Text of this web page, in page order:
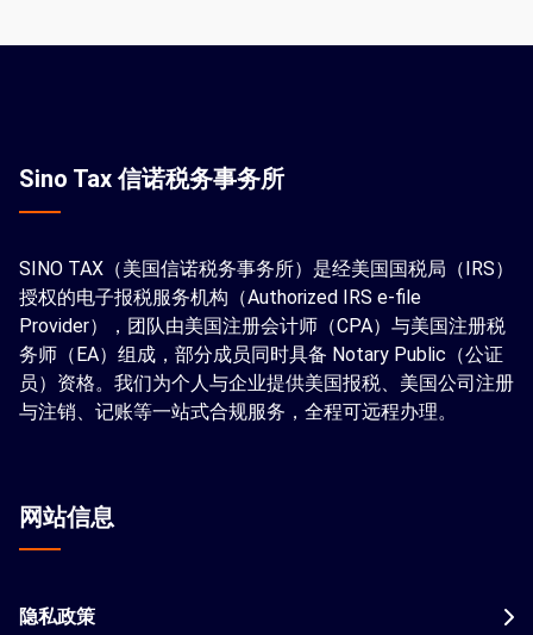
Sino Tax 信诺税务事务所
SINO TAX（美国信诺税务事务所）是经美国国税局（IRS）
授权的电子报税服务机构（Authorized IRS e-file
Provider），团队由美国注册会计师（CPA）与美国注册税
务师（EA）组成，部分成员同时具备 Notary Public（公证
员）资格。我们为个人与企业提供美国报税、美国公司注册
与注销、记账等一站式合规服务，全程可远程办理。
网站信息
隐私政策